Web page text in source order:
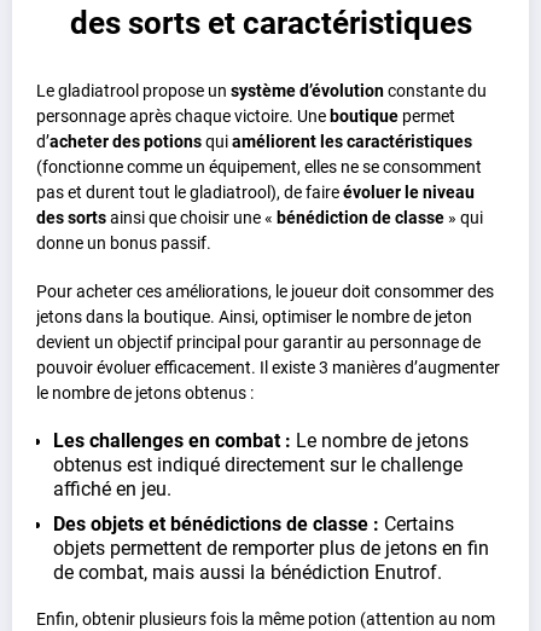
des sorts et caractéristiques
Le gladiatrool propose un système d’évolutionconstante du
personnage après chaque victoire. Une boutique permet
d’acheter des potionsquiaméliorent les caractéristiques
(fonctionne comme un équipement, elles ne se consomment
pas et durent tout le gladiatrool), de faireévoluer le niveau
des sortsainsi que choisir une « bénédiction de classe » qui
donne un bonus passif.
Pour acheter ces améliorations, le joueur doit consommer des
jetons dans la boutique. Ainsi, optimiser le nombre de jeton
devient un objectif principal pour garantir au personnage de
pouvoir évoluer efficacement. Il existe 3 manières d’augmenter
le nombre de jetons obtenus :
Les challenges en combat : Le nombre de jetons
obtenus est indiqué directement sur le challenge
affiché en jeu.
Des objets et bénédictions de classe : Certains
objets permettent de remporter plus de jetons en fin
de combat, mais aussi la bénédiction Enutrof.
Enfin, obtenir plusieurs fois la même potion (attention au nom